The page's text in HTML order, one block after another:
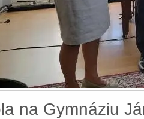
na Gymnáziu